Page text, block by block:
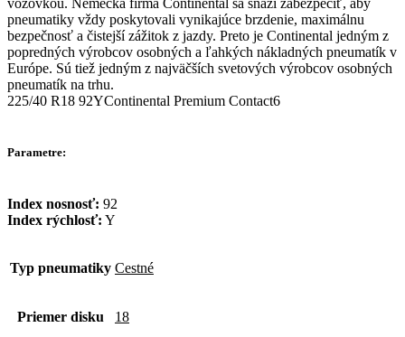
pneumatiky vždy poskytovali vynikajúce brzdenie, maximálnu
bezpečnosť a čistejší zážitok z jazdy. Preto je Continental jedným z
popredných výrobcov osobných a ľahkých nákladných pneumatík v
Európe. Sú tiež jedným z najväčších svetových výrobcov osobných
pneumatík na trhu.
225/40 R18 92YContinental Premium Contact6
Parametre:
Index nosnosť: 92
Index rýchlosť: Y
Typ pneumatiky Cestné
Priemer disku 18